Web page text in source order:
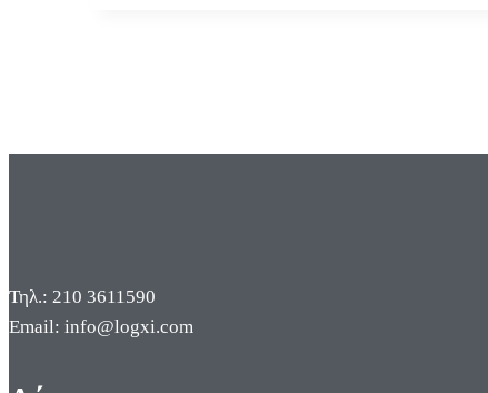
Τηλ.: 210 3611590
Email: info@logxi.com